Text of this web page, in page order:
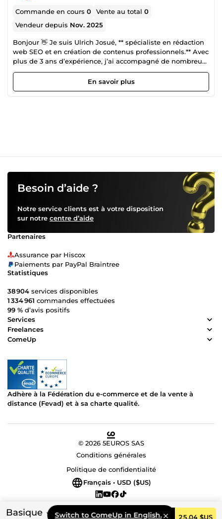
Basique Commander 25,04 $US
Commande en cours0 Vente au total0
Vendeur depuis Nov. 2025
Bonjour 👋 Je suis Ulrich Josué, ** spécialiste en rédaction
web SEO et en création de contenus professionnels.** Avec
plus de 3 ans d’expérience, j’ai accompagné de nombreux
entrepreneurs, particuliers et entreprises dans la mise en
valeur de leurs projets à travers des textes convaincants,
optimisés et adaptés à leurs objectifs. #✍️ Mes domaines
avec une attention particulière aux détails Des textes
pensés pour convaincre, engager et convertir Un
accompagnement personnalisé selon vos besoins 🎯 Mon
votre image, et à atteindre vos résultats grâce à des
contenus clairs, percutants et professionnels. Prêt à
collaborer ? 🚀 Je suis disponible pour transformer vos
idées en contenus de qualité.
En savoir plus
Switch to ComeUp in English.
Besoin d’aide ?
Notre service clients est à votre disposition
sur notre centre d’aide
Partenaires
Assurance par Hiscox
Paiements par PayPal Braintree
Statistiques
38 904 services disponibles
1 334 961 commandes effectuées
99 % d’avis positifs
Services
Freelances
ComeUp
Adhère à la Fédération du e-commerce et de la vente à
distance (Fevad) et à sa charte qualité.
© 2026 5EUROS SAS
Conditions générales
Politique de confidentialité
Français • USD ($US)